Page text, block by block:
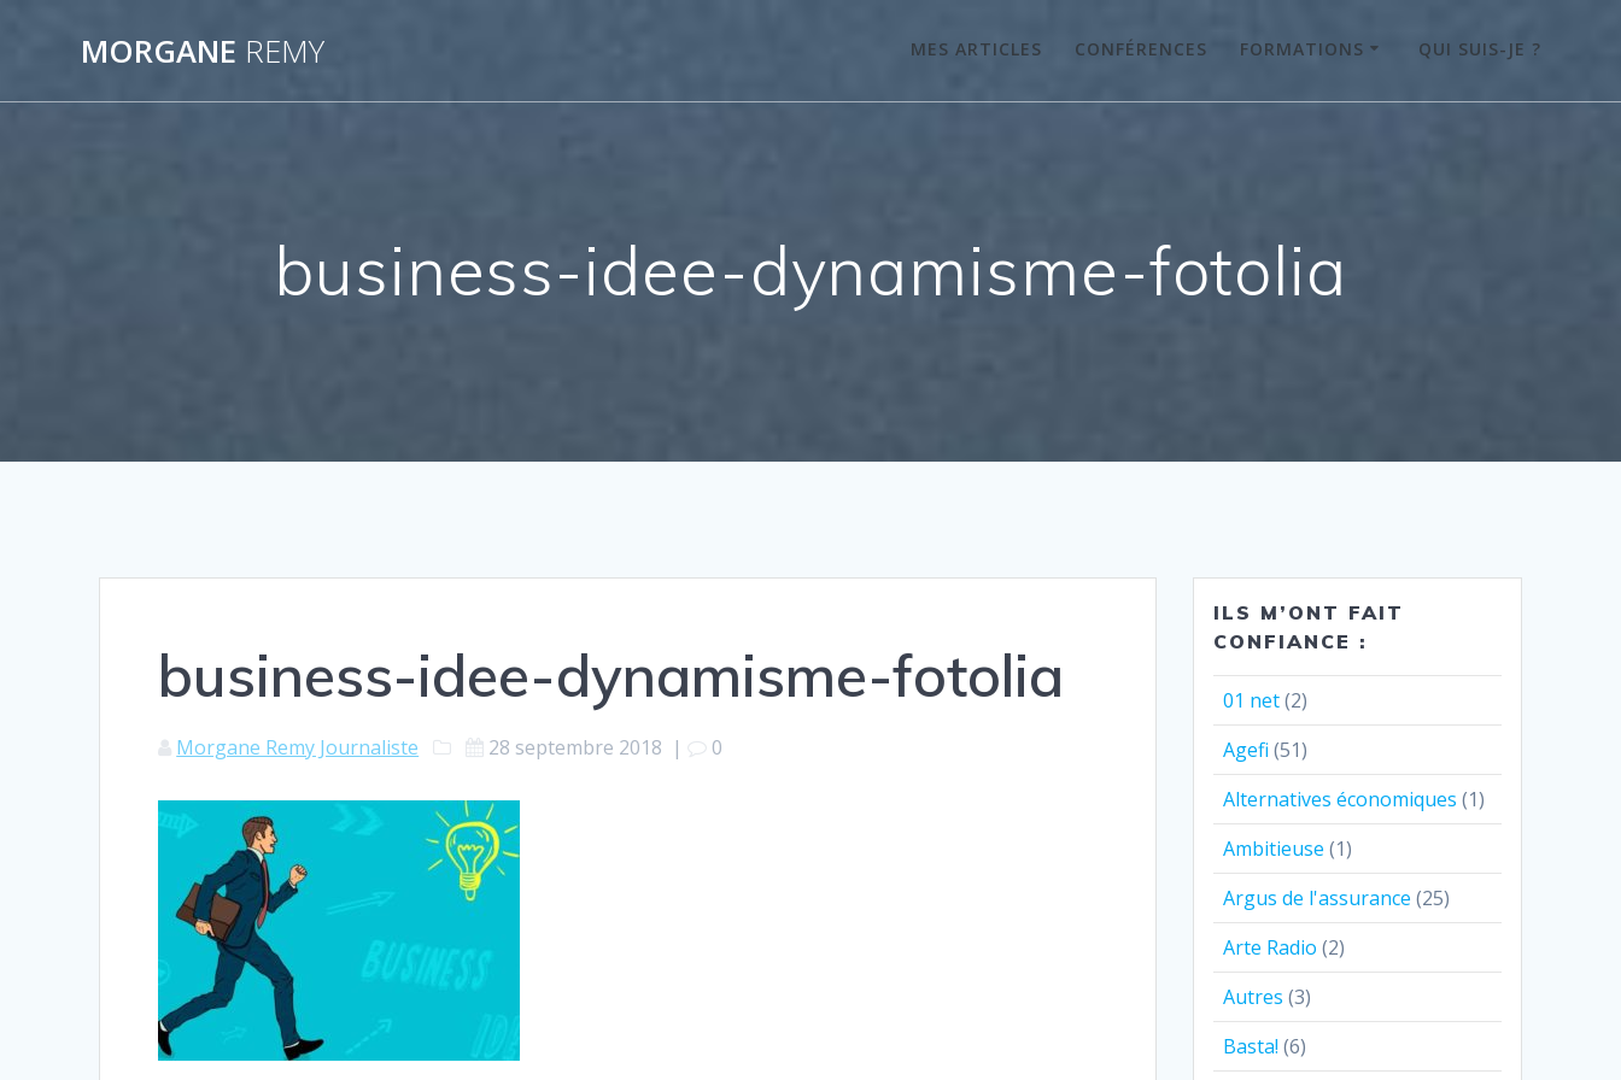
MORGANE REMY MES ARTICLES CONFÉRENCES FORMATIONS QUI SUIS-JE ?
business-idee-dynamisme-fotolia
business-idee-dynamisme-fotolia
Morgane Remy Journaliste 28 septembre 2018 | 0
ILS M’ONT FAIT
CONFIANCE :
01 net(2)
Agefi (51)
Alternatives économiques (1)
Ambitieuse (1)
Argus de l'assurance (25)
Arte Radio (2)
Autres (3)
Basta! (6)